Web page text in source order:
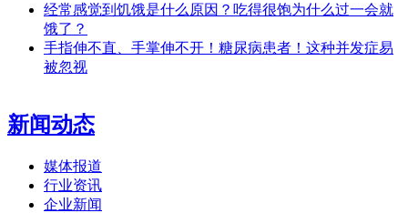
经常感觉到饥饿是什么原因？吃得很饱为什么过一会就
饿了？
手指伸不直、手掌伸不开！糖尿病患者！这种并发症易
被忽视
新闻动态
媒体报道
行业资讯
企业新闻